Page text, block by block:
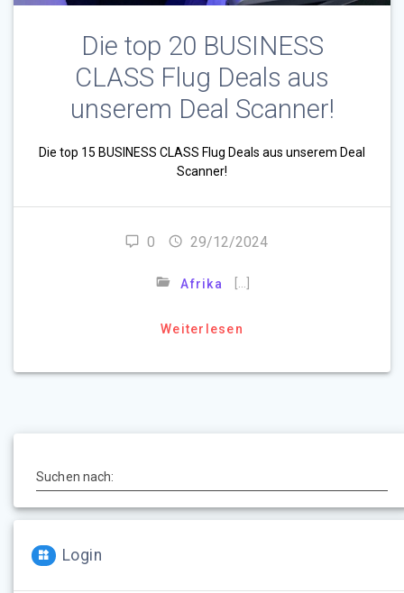
Die top 20 BUSINESS
CLASS Flug Deals aus
unserem Deal Scanner!
Die top 15 BUSINESS CLASS Flug Deals aus unserem Deal
Scanner!
0 29/12/2024
Afrika
Weiterlesen
Suchen nach:
Login